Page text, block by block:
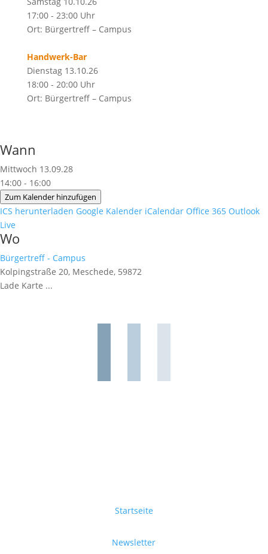
17:00 - 23:00 Uhr
Ort: Bürgertreff – Campus
Handwerk-Bar
Dienstag 13.10.26
18:00 - 20:00 Uhr
Ort: Bürgertreff – Campus
Wann
Mittwoch 13.09.28
14:00 - 16:00
Zum Kalender hinzufügen
ICS herunterladen Google Kalender iCalendar Office 365 Outlook
Live
Wo
Bürgertreff - Campus
Kolpingstraße 20, Meschede, 59872
Lade Karte ...
Startseite
Newsletter